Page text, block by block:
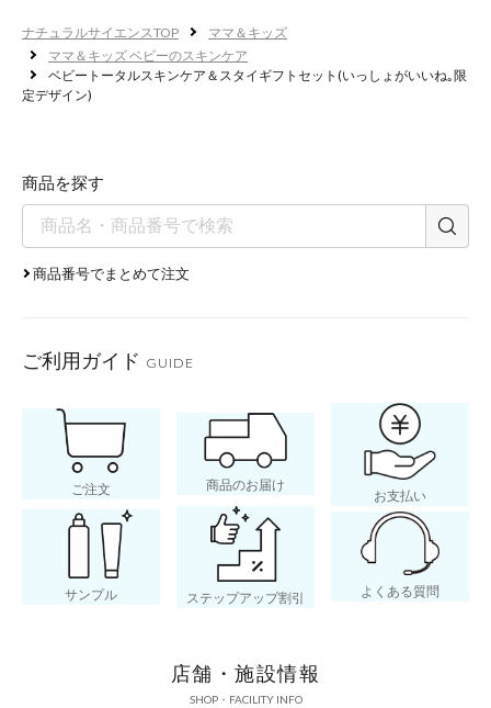
ナチュラルサイエンスTOP
ママ＆キッズ
ママ＆キッズ ベビーのスキンケア
ベビートータルスキンケア＆スタイギフトセット(いっしょがいいね｡限
定デザイン)
商品を探す
商品番号でまとめて注文
ご利用ガイド GUIDE
ご注文 商品のお届け
お支払い
サンプル ステップアップ割引 よくある質問
店舗・施設情報
SHOP・FACILITY INFO